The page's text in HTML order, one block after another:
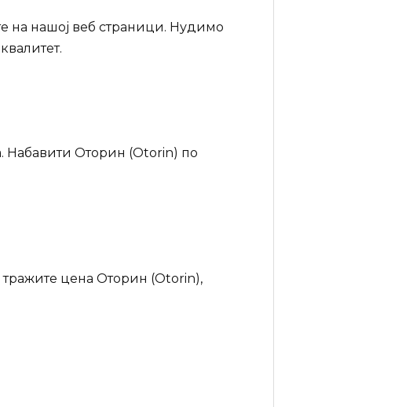
на нашој веб страници. Нудимо
Набавити Оторин (Otorin) по
цена Оторин (Otorin),